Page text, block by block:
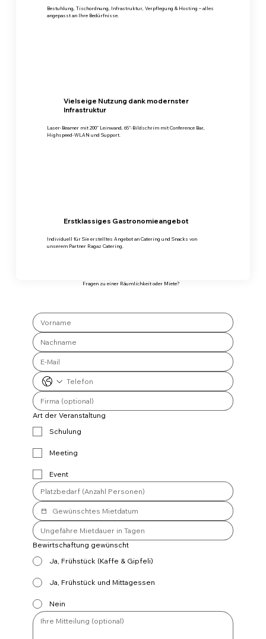
Fragen zu einer Räumlichkeit oder Miete?
Art der Veranstaltung
Schulung
Meeting
Event
Bewirtschaftung gewünscht
Ja, Frühstück (Kaffe & Gipfeli)
Ja, Frühstück und Mittagessen
Nein
Bestuhlung, Tischordnung, Infrastruktur, Verpflegung & Hosting– alles
angepasst an Ihre Bedürfnisse.
Vielseige Nutzung dank modernster
Infrastruktur
Laser-Beamer mit 200" Leinwand, 65"-Bildschrim mit Conference Bar,
Highspeed-WLAN und Support.
Erstklassiges Gastronomieangebot
Individuell für Sie erstelltes Angebot an Catering und Snacks von
unserem Partner Ragaz Catering.